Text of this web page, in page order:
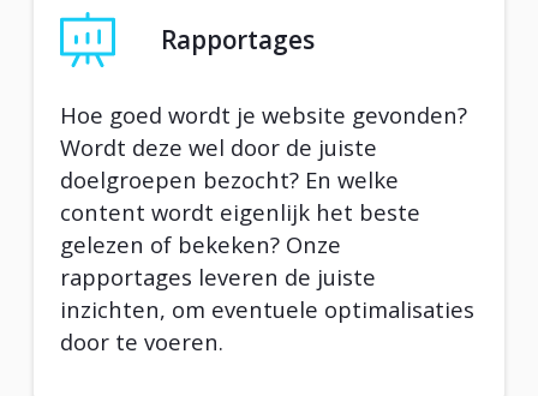
Rapportages
Hoe goed wordt je website gevonden?
Wordt deze wel door de juiste
doelgroepen bezocht? En welke
content wordt eigenlijk het beste
gelezen of bekeken? Onze
rapportages leveren de juiste
inzichten, om eventuele optimalisaties
door te voeren.